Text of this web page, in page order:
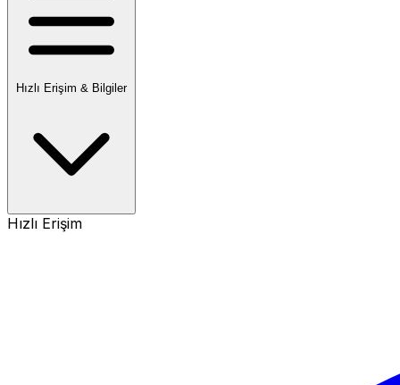
Hızlı Erişim & Bilgiler
Hızlı Erişim